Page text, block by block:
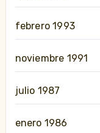
febrero 1993
noviembre 1991
julio 1987
enero 1986